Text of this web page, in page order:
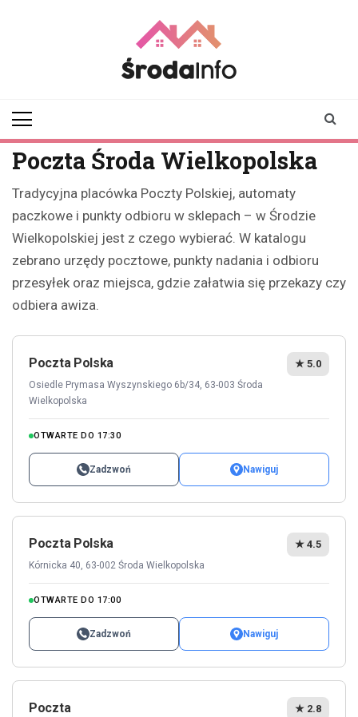
Poczta Środa Wielkopolska
Tradycyjna placówka Poczty Polskiej, automaty
paczkowe i punkty odbioru w sklepach – w Środzie
Wielkopolskiej jest z czego wybierać. W katalogu
zebrano urzędy pocztowe, punkty nadania i odbioru
przesyłek oraz miejsca, gdzie załatwia się przekazy czy
odbiera awiza.
Poczta Polska
Osiedle Prymasa Wyszynskiego 6b/34, 63-003 Środa
Wielkopolska
★ 5.0
OTWARTE DO 17:30
Zadzwoń Nawiguj
Poczta Polska
Kórnicka 40, 63-002 Środa Wielkopolska
★ 4.5
OTWARTE DO 17:00
Zadzwoń Nawiguj
Poczta ★ 2.8